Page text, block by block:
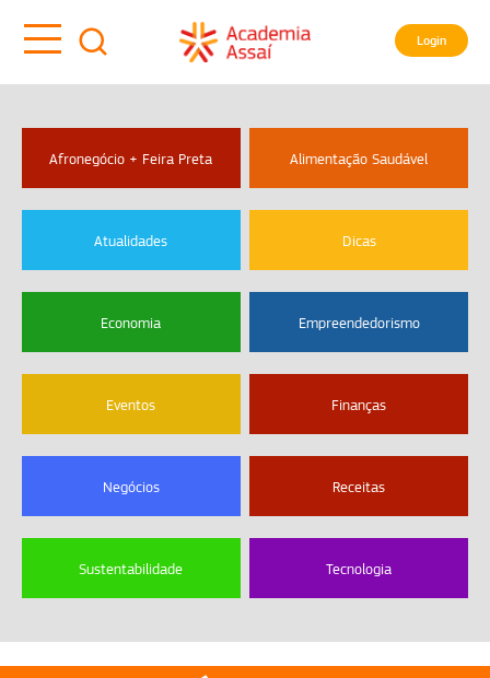
Login
Afronegócio + Feira Preta Alimentação Saudável
Atualidades Dicas
Economia Empreendedorismo
Eventos Finanças
Negócios Receitas
Sustentabilidade Tecnologia